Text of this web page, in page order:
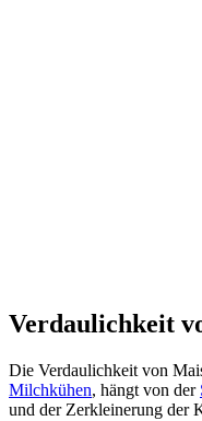
Verdaulichkeit
Die Verdaulichkeit von
Milchkühen, hängt von der
und der Zerkleinerung der